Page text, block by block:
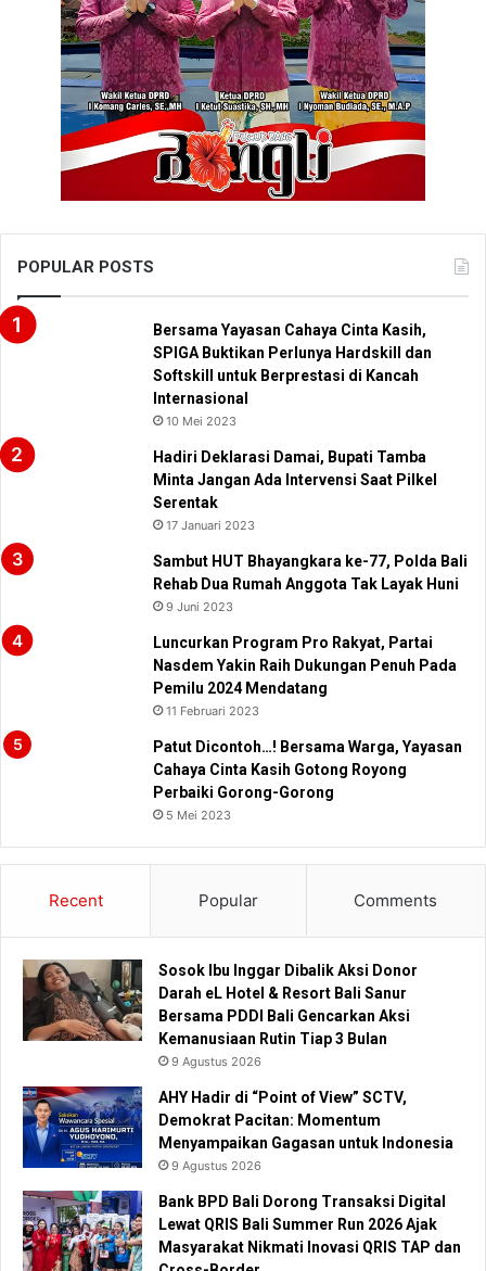
POPULAR POSTS
Bersama Yayasan Cahaya Cinta Kasih,
SPIGA Buktikan Perlunya Hardskill dan
Softskill untuk Berprestasi di Kancah
Internasional
10 Mei 2023
Hadiri Deklarasi Damai, Bupati Tamba
Minta Jangan Ada Intervensi Saat Pilkel
Serentak
17 Januari 2023
Sambut HUT Bhayangkara ke-77, Polda Bali
Rehab Dua Rumah Anggota Tak Layak Huni
9 Juni 2023
Luncurkan Program Pro Rakyat, Partai
Nasdem Yakin Raih Dukungan Penuh Pada
Pemilu 2024 Mendatang
11 Februari 2023
Patut Dicontoh…! Bersama Warga, Yayasan
Cahaya Cinta Kasih Gotong Royong
Perbaiki Gorong-Gorong
5 Mei 2023
Recent Popular Comments
Sosok Ibu Inggar Dibalik Aksi Donor
Darah eL Hotel & Resort Bali Sanur
Bersama PDDI Bali Gencarkan Aksi
Kemanusiaan Rutin Tiap 3 Bulan
9 Agustus 2026
AHY Hadir di “Point of View” SCTV,
Demokrat Pacitan: Momentum
Menyampaikan Gagasan untuk Indonesia
9 Agustus 2026
Bank BPD Bali Dorong Transaksi Digital
Lewat QRIS Bali Summer Run 2026 Ajak
Masyarakat Nikmati Inovasi QRIS TAP dan